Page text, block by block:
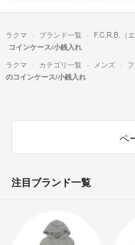
ラクマ ブランド一覧 F.C.R.B.（
コインケース/小銭入れ
ラクマ
カテゴリ一覧 メンズ
のコインケース/小銭入れ
ペ
注目ブランド一覧